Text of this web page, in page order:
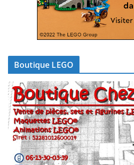
Boutique LEGO